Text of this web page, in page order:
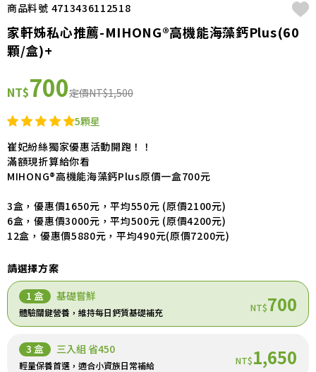
商品料號 4713436112518
家軒姊私心推薦-MIHONG®高機能海藻鈣Plus(60
顆/盒)+
NT$700定價NT$1,500
5顆星
崔妃紛絲獨家優惠活動開跑！！
滿額現折算給你看
MIHONG®高機能海藻鈣Plus原價一盒700元
3盒，優惠價1650元，平均550元 (原價2100元)
6盒，優惠價3000元，平均500元 (原價4200元)
12盒，優惠價5880元，平均490元(原價7200元)
請選擇方案
1 盒
基礎嘗鮮
體驗關鍵營養，維持每日鈣質基礎補充 NT$700
3 盒 三入組 省450
輕量保養首選，適合小資族日常補給 NT$1,650